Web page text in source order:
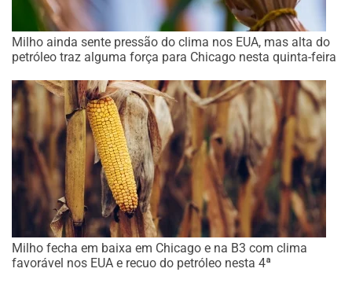
Milho ainda sente pressão do clima nos EUA, mas alta do
petróleo traz alguma força para Chicago nesta quinta-feira
Milho fecha em baixa em Chicago e na B3 com clima
favorável nos EUA e recuo do petróleo nesta 4ª